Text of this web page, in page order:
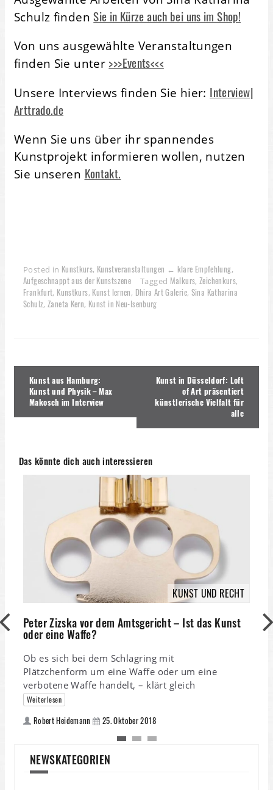
Schulz findenSie in Kürze auch bei uns im Shop!
Von uns ausgewählte Veranstaltungen
finden Sie unter >>>Events<<<
Unsere Interviews finden Sie hier: Interview|
Arttrado.de
Wenn Sie uns über ihr spannendes
Kunstprojekt informieren wollen, nutzen
Sie unseren Kontakt.
Posted in Kunstkurs, Kunstveranstaltungen ← klare Empfehlung,
Aufgeschnappt aus der Kunstszene Tagged Malkurs, Zeichenkurs,
Frankfurt, Kunstkurs, Kunst lernen, Dhira Art Galerie, Sina Katharina
Schulz, Zaneta Kern, Kunst in Neu-Isenburg
Beitragsnavigation
Kunst aus Hamburg:
Kunst und Physik – Max
Makosch im Interview
Kunst in Düsseldorf: Loft
of Art präsentiert
künstlerische Vielfalt für
alle
Das könnte dich auch interessieren
KUNST UND RECHT
Peter Zizska vor dem Amtsgericht – Ist das Kunst
oder eine Waffe?
Ob es sich bei dem Schlagring mit
Plätzchenform um eine Waffe oder um eine
verbotene Waffe handelt, – klärt gleich
Weiterlesen
Robert Heidemann 25. Oktober 2018
NEWSKATEGORIEN